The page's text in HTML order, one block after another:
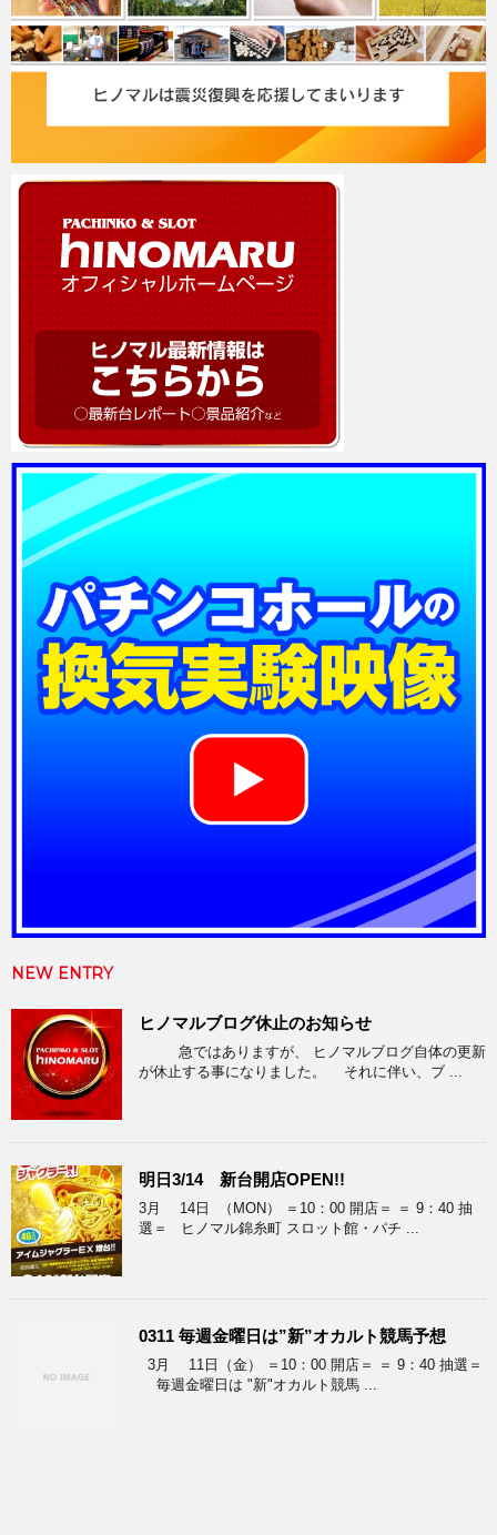
NEW ENTRY
ヒノマルブログ休止のお知らせ
急ではありますが、 ヒノマルブログ自体の更新
が休止する事になりました。 それに伴い、ブ ...
明日3/14 新台開店OPEN!!
3月 14日 （MON） ＝10：00 開店＝ ＝ 9：40 抽
選＝ ヒノマル錦糸町 スロット館・パチ ...
0311 毎週金曜日は”新”オカルト競馬予想
3月 11日（金） ＝10：00 開店＝ ＝ 9：40 抽選＝
毎週金曜日は "新"オカルト競馬 ...